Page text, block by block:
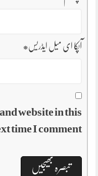
آپکا ای میل ایڈریس*
website in this
time I comment.